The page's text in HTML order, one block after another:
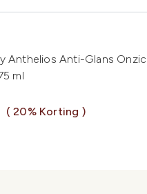
Anthelios Anti-Glans
ml
Price:
( 20% Korting )